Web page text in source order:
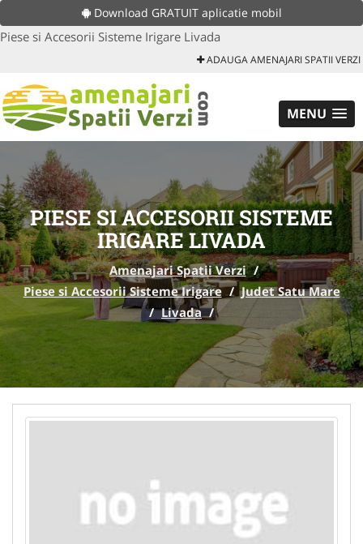
Download GRATUIT aplicatie mobil
Piese si Accesorii Sisteme Irigare Livada
ADAUGA AMENAJARI SPATII VERZI
MENU
PIESE SI ACCESORII SISTEME
IRIGARE LIVADA
Amenajari Spatii Verzi /
Piese si Accesorii Sisteme Irigare / Judet Satu Mare
/ Livada /